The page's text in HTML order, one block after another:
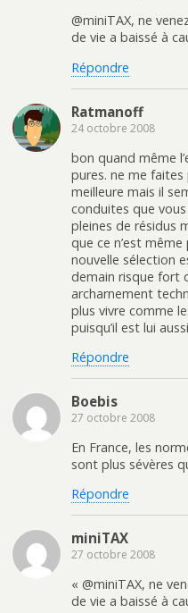
@miniTAX, ne
de vie a baissé à
Répondre
Ratmanoff
24 octobre 2008
bon quand même
pures. ne me
meilleure mais il
conduites que
pleines de résidus
que ce n’est
nouvelle sélection
demain risque fort
archarnement
plus vivre comme
puisqu’il est lui
Répondre
Boebis
27 octobre 2008
En France, les
sont plus sévères
Répondre
miniTAX
27 octobre 2008
« @miniTAX, ne
de vie a baissé à